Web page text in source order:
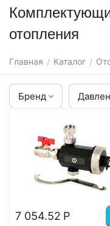
отопления
Главная / Каталог /
Бренд
7 054.52 Р